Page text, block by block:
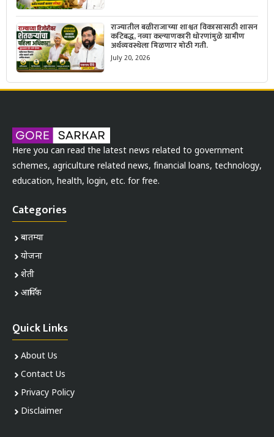
राज्यातील बळीराजाच्या शाश्वत विकासासाठी शासन
कटिबद्ध, नव्या कल्याणकारी धोरणांमुळे ग्रामीण
अर्थव्यवस्थेला मिळणार मोठी गती.
July 20, 2026
Here you can read the latest news related to government
schemes, agriculture related news, financial loans, technology,
education, health, login, etc. for free.
Categories
बातम्या
योजना
शेती
आर्थिक
Quick Links
About Us
Contact Us
Privacy Policy
Disclaimer